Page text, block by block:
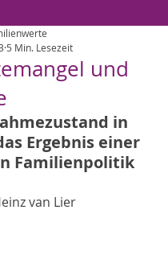
und
5 Min. Lesezeit
in
Ergebnis einer
Familienpolitik
van Lier